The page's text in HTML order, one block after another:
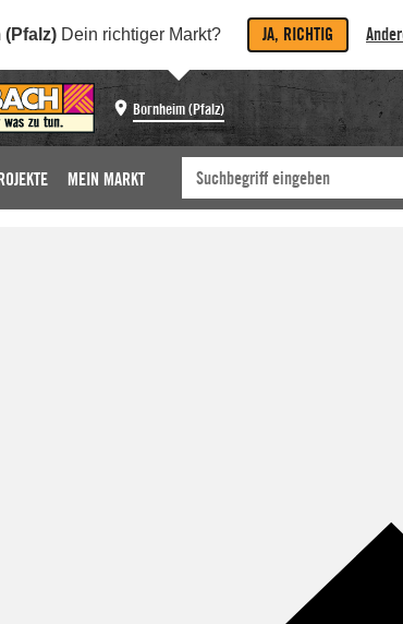
(Pfalz) Dein richtiger Markt? JA, RICHTIG
Bornheim (Pfalz)
MEIN MARKT